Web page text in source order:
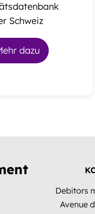
Schweiz
dazu
Debitors
Avenue